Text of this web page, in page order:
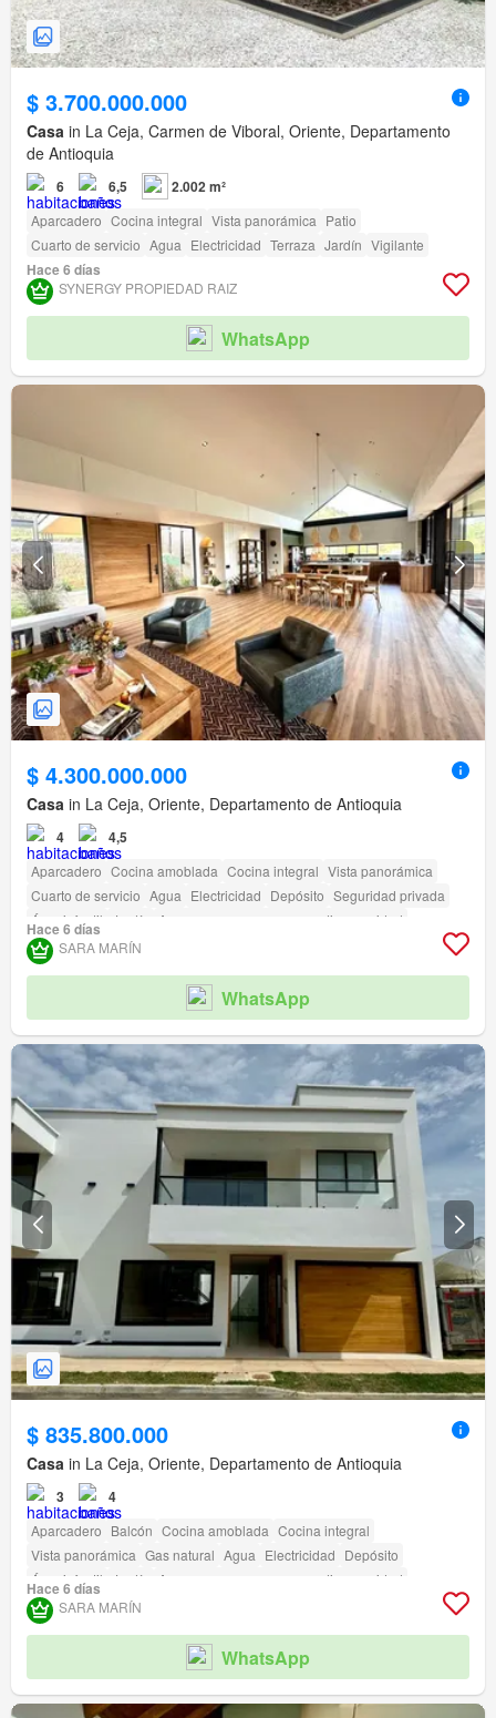
$ 3.700.000.000
Casa in La Ceja, Carmen de Viboral, Oriente, Departamento
de Antioquia
6 6,5 2.002 m²
Aparcadero Cocina integral Vista panorámica Patio
Cuarto de servicio Agua Electricidad Terraza Jardín Vigilante
Hace 6 días
SYNERGY PROPIEDAD RAIZ
WhatsApp
$ 4.300.000.000
Casa in La Ceja, Oriente, Departamento de Antioquia
4 4,5
Aparcadero Cocina amoblada Cocina integral Vista panorámica
Cuarto de servicio Agua Electricidad Depósito Seguridad privada
Área infantil
Jardín Acceso para personas con discapacidad
Hace 6 días
SARA MARÍN
WhatsApp
$ 835.800.000
Casa in La Ceja, Oriente, Departamento de Antioquia
3 4
Aparcadero Balcón Cocina amoblada Cocina integral
Vista panorámica Gas natural Agua Electricidad Depósito
Área infantil
Jardín Acceso para personas con discapacidad
Hace 6 días
SARA MARÍN
WhatsApp